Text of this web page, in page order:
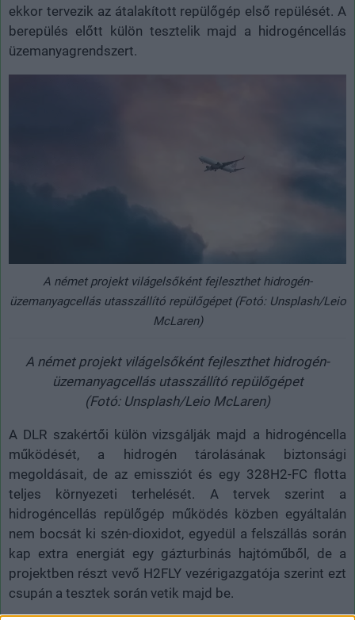
ekkor tervezik az átalakított repülőgép első repülését. A
berepülés előtt külön tesztelik majd a hidrogéncellás
üzemanyagrendszert.
A német projekt világelsőként fejleszthet hidrogén-
üzemanyagcellás utasszállító repülőgépet (Fotó: Unsplash/Leio
McLaren)
A német projekt világelsőként fejleszthet hidrogén-
üzemanyagcellás utasszállító repülőgépet
(Fotó: Unsplash/Leio McLaren)
A DLR szakértői külön vizsgálják majd a hidrogéncella
működését, a hidrogén tárolásának biztonsági
megoldásait, de az emissziót és egy 328H2-FC flotta
teljes környezeti terhelését. A tervek szerint a
hidrogéncellás repülőgép működés közben egyáltalán
nem bocsát ki szén-dioxidot, egyedül a felszállás során
kap extra energiát egy gázturbinás hajtóműből, de a
projektben részt vevő H2FLY vezérigazgatója szerint ezt
csupán a tesztek során vetik majd be.